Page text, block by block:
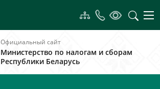
Официальный сайт
Министерство по налогам и сборам
Республики Беларусь